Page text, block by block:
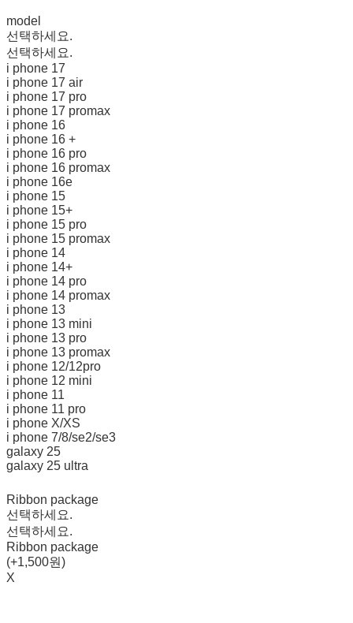
model
선택하세요.
선택하세요.
i phone 17
i phone 17 air
i phone 17 pro
i phone 17 promax
i phone 16
i phone 16 +
i phone 16 pro
i phone 16 promax
i phone 16e
i phone 15
i phone 15+
i phone 15 pro
i phone 15 promax
i phone 14
i phone 14+
i phone 14 pro
i phone 14 promax
i phone 13
i phone 13 mini
i phone 13 pro
i phone 13 promax
i phone 12/12pro
i phone 12 mini
i phone 11
i phone 11 pro
i phone X/XS
i phone 7/8/se2/se3
galaxy 25
galaxy 25 ultra
Ribbon package
선택하세요.
선택하세요.
Ribbon package
(+1,500원)
X